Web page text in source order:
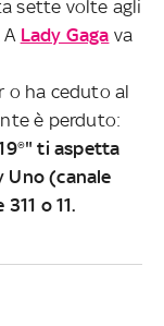
sette volte agli
A Lady Gaga va
o ha ceduto al
è perduto:
ti aspetta
Uno (canale
o 11.